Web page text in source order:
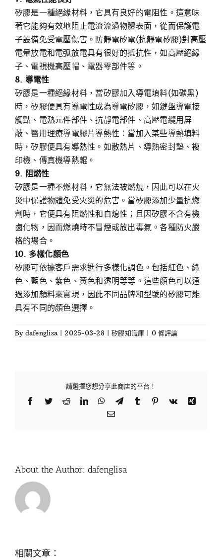
矽膠是一種絕緣材料，它具有良好的電阻性。這意味
著它能夠有效地阻止電流流過物體表面，從而保護電
子設備免受電壓傷害。防靜電矽電(抗靜電矽膠)對高壓
電暈放電和電弧放電具有很好的抵抗性，如高壓絕緣
子、電視機高壓帽、電器零部件等。
8. 導電性
矽膠是一種絕緣材料，當矽膠加入導電填料(如碳黑)
時，矽膠便具有導電性成為導電矽膠，如鍵盤導電接
觸點、電熱元件部件、抗靜電部件、高壓電纜用屏
蔽、醫用理療導電膠片導熱性：當加入某些導熱填料
時，矽膠便具有導熱性。如散熱片、導熱密封墊、複
印機、傳真機導熱輥。
9. 阻燃性
矽膠是一種不燃材料，它無法被燃燒，因此可以在火
災中保護物體免受火災的危害。當矽膠添加少量抗燃
劑時，它便具有阻燃性和自熄性；且因矽膠不含有機
鹵化物，因而燃燒時不冒煙或放出毒氣。各種防火嚴
格的場合。
10. 多樣化顏色
矽膠可依據客戶需求進行多樣化調色。包括紅色、綠
色、藍色、紫色、黃色和透明等等。這些顏色可以通
過添加顏料來實現，因此不同品牌和型號的矽膠可能
具有不同的顏色選擇。
By dafenglisa 2025-03-28 矽膠知識庫 0 條評論
請選擇您想分享此商店的平台！
Facebook
TwitterRedditLinkedInWhatsApp
TelegramTumblr Pinterest
Vk
Xing
Email:
About the Author: dafenglisa
相關文章：